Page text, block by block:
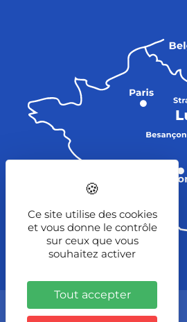
© 2023 Ville de Lure
Ce site utilise des cookies
et vous donne le contrôle
sur ceux que vous
souhaitez activer
Tout accepter